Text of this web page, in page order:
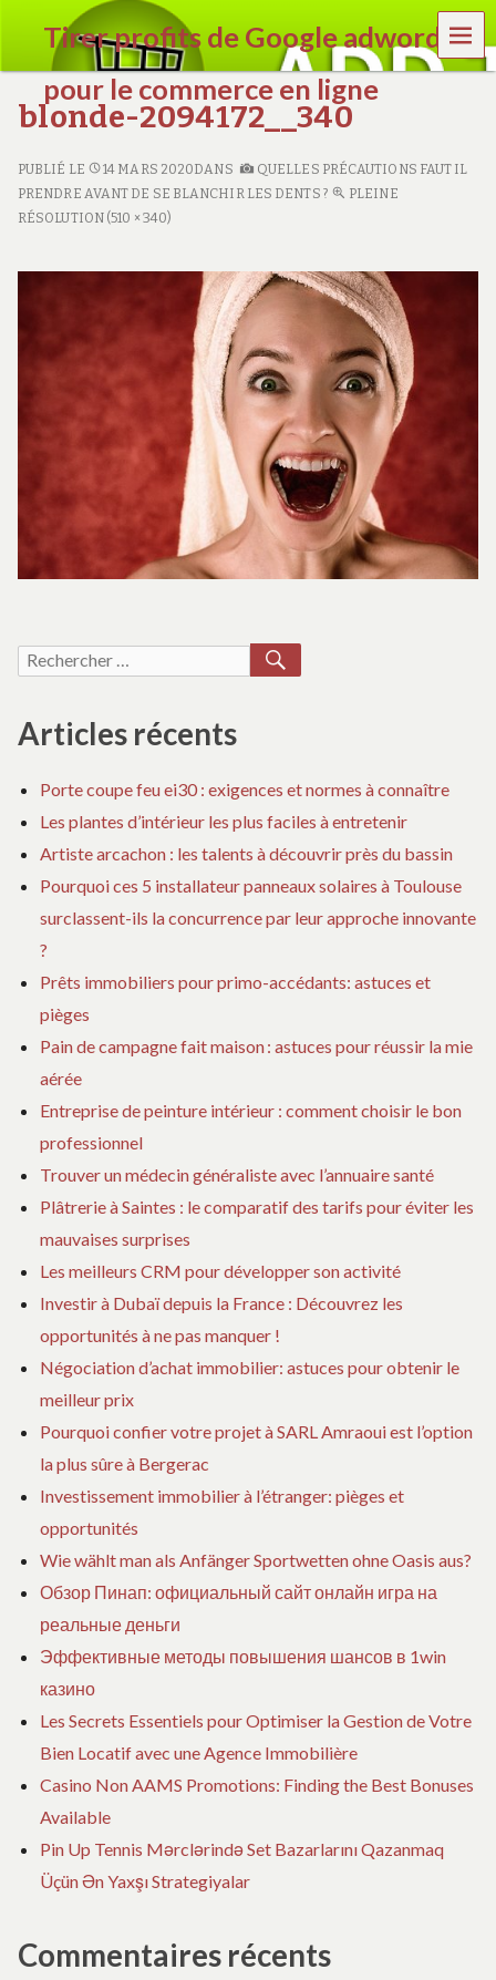
Tirer profits de Google adwords
pour le commerce en ligne
e
l
i
g
e
e
o
MEN
U
blonde-2094172__340
PUBLIÉ LE 14 MARS 2020DANS
QUELLES PRÉCAUTIONS FAUT IL
PRENDRE AVANT DE SE BLANCHIR LES DENTS ?
PLEINE
RÉSOLUTION (510 × 340)
Recherche
Articles récents
Porte coupe feu ei30 : exigences et normes à connaître
Les plantes d’intérieur les plus faciles à entretenir
Artiste arcachon : les talents à découvrir près du bassin
Pourquoi ces 5 installateur panneaux solaires à Toulouse
surclassent-ils la concurrence par leur approche innovante
?
Prêts immobiliers pour primo-accédants: astuces et
pièges
Pain de campagne fait maison : astuces pour réussir la mie
aérée
Entreprise de peinture intérieur : comment choisir le bon
professionnel
Trouver un médecin généraliste avec l’annuaire santé
Plâtrerie à Saintes : le comparatif des tarifs pour éviter les
mauvaises surprises
Les meilleurs CRM pour développer son activité
Investir à Dubaï depuis la France : Découvrez les
opportunités à ne pas manquer !
Négociation d’achat immobilier: astuces pour obtenir le
meilleur prix
Pourquoi confier votre projet à SARL Amraoui est l’option
la plus sûre à Bergerac
Investissement immobilier à l’étranger: pièges et
opportunités
Wie wählt man als Anfänger Sportwetten ohne Oasis aus?
Обзор Пинап: официальный сайт онлайн игра на
реальные деньги
Эффективные методы повышения шансов в 1win
казино
Les Secrets Essentiels pour Optimiser la Gestion de Votre
Bien Locatif avec une Agence Immobilière
Casino Non AAMS Promotions: Finding the Best Bonuses
Available
Pin Up Tennis Mərclərində Set Bazarlarını Qazanmaq
Üçün Ən Yaxşı Strategiyalar
Commentaires récents